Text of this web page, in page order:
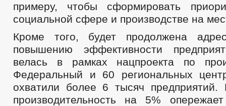
примеру, чтобы сформировать
социальной сфере и производстве на
Кроме того, будет продолжена
повышению эффективности
велась в рамках нацпроекта по
Федеральный и 60 региональных
охватили более 6 тысяч предприятий.
производительность на 5%